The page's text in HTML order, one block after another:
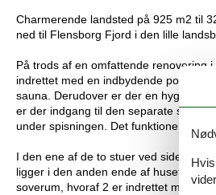
Charmerende landsted på 925 m2 til
ned til Flensborg Fjord i den lille
På trods af en omfattende renovering
indrettet med en indbydende
sauna. Derudover er der en hyggelig
er der indgang til den separate
under spisningen. Det funktionelle
I den ene af de to stuer ved siden af
ligger i den anden ende af huset, kan
soverum, hvoraf 2 er indrettet med